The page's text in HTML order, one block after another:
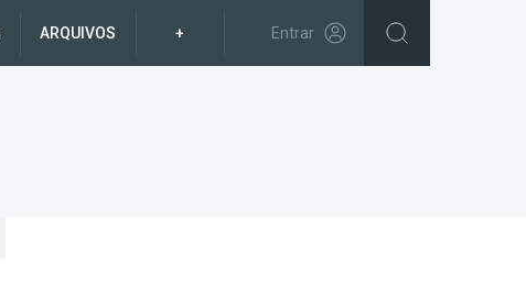
ARQUIVOS + Entrar